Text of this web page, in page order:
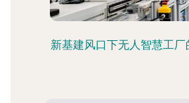
新基建风口下无人智慧工